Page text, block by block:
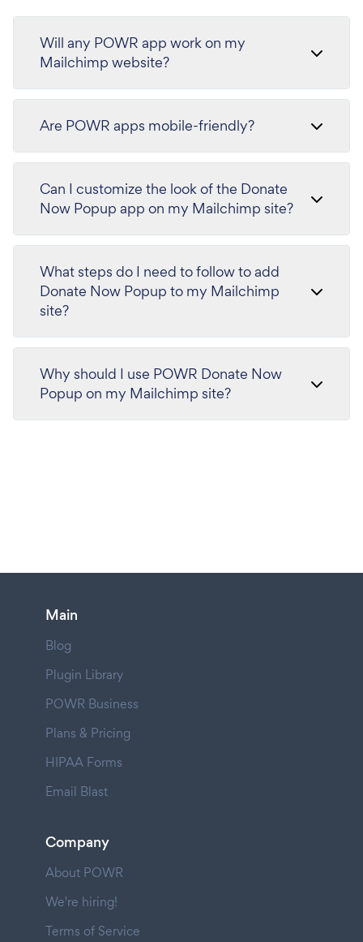
Will any POWR app work on my
Mailchimp website?
Are POWR apps mobile-friendly?
Can I customize the look of the Donate
Now Popup app on my Mailchimp site?
What steps do I need to follow to add
Donate Now Popup to my Mailchimp
site?
Why should I use POWR Donate Now
Popup on my Mailchimp site?
Main
Blog
Plugin Library
POWR Business
Plans & Pricing
HIPAA Forms
Email Blast
Company
About POWR
We're hiring!
Terms of Service